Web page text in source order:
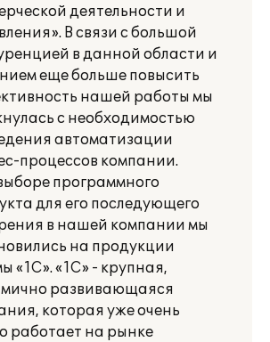
деятельности и
В связи с большой
в данной области и
еще больше повысить
нашей работы мы
с необходимостью
автоматизации
процессов компании.
программного
для его последующего
в нашей компании мы
на продукции
«1С». «1С» - крупная,
развивающаяся
которая уже очень
работает на рынке